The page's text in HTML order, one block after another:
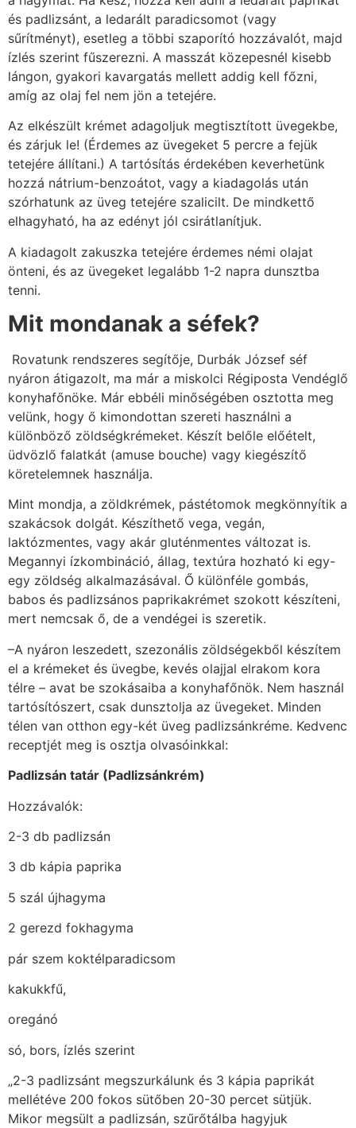
és padlizsánt, a ledarált paradicsomot (vagy
sűrítményt), esetleg a többi szaporító hozzávalót, majd
ízlés szerint fűszerezni. A masszát közepesnél kisebb
lángon, gyakori kavargatás mellett addig kell főzni,
amíg az olaj fel nem jön a tetejére.
Az elkészült krémet adagoljuk megtisztított üvegekbe,
és zárjuk le! (Érdemes az üvegeket 5 percre a fejük
tetejére állítani.) A tartósítás érdekében keverhetünk
hozzá nátrium-benzoátot, vagy a kiadagolás után
szórhatunk az üveg tetejére szalicilt. De mindkettő
elhagyható, ha az edényt jól csirátlanítjuk.
A kiadagolt zakuszka tetejére érdemes némi olajat
önteni, és az üvegeket legalább 1-2 napra dunsztba
tenni.
Mit mondanak a séfek?
Rovatunk rendszeres segítője, Durbák József séf
nyáron átigazolt, ma már a miskolci Régiposta Vendéglő
konyhafőnöke. Már ebbéli minőségében osztotta meg
velünk, hogy ő kimondottan szereti használni a
különböző zöldségkrémeket. Készít belőle előételt,
üdvözlő falatkát (amuse bouche) vagy kiegészítő
köretelemnek használja.
Mint mondja, a zöldkrémek, pástétomok megkönnyítik a
szakácsok dolgát. Készíthető vega, vegán,
laktózmentes, vagy akár gluténmentes változat is.
Megannyi ízkombináció, állag, textúra hozható ki egy-
egy zöldség alkalmazásával. Ő különféle gombás,
babos és padlizsános paprikakrémet szokott készíteni,
mert nemcsak ő, de a vendégei is szeretik.
–A nyáron leszedett, szezonális zöldségekből készítem
el a krémeket és üvegbe, kevés olajjal elrakom kora
télre – avat be szokásaiba a konyhafőnök. Nem használ
tartósítószert, csak dunsztolja az üvegeket. Minden
télen van otthon egy-két üveg padlizsánkréme. Kedvenc
receptjét meg is osztja olvasóinkkal:
Padlizsán tatár (Padlizsánkrém)
Hozzávalók:
2-3 db padlizsán
3 db kápia paprika
5 szál újhagyma
2 gerezd fokhagyma
pár szem koktélparadicsom
kakukkfű,
oregánó
só, bors, ízlés szerint
„2-3 padlizsánt megszurkálunk és 3 kápia paprikát
mellétéve 200 fokos sütőben 20-30 percet sütjük.
Mikor megsült a padlizsán, szűrőtálba hagyjuk